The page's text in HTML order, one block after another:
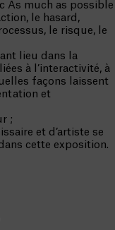
As much as possible
le hasard,
le risque, le
lieu dans la
à l’interactivité, à
façons laissent
et
;
et d’artiste se
cette exposition.